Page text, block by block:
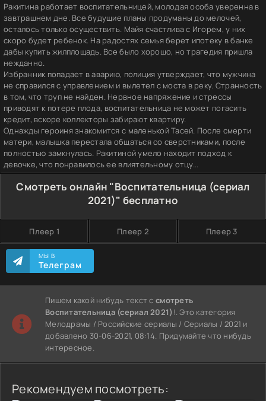
Ракитина работает воспитательницей, молодая особа уверенна в
завтрашнем дне. Все будущие планы продуманы до мелочей,
осталось только осуществить. Майя счастлива с Игорем, у них
скоро будет ребенок. На радостях семья берет ипотеку в банке
дабы купить жилплощадь. Все было хорошо, но трагедия пришла
нежданно.
Избранник попадает в аварию, полиция утверждает, что мужчина
не справился с управлением и вылетел с моста в реку. Странность
в том, что труп не найден. Нервное напряжение и стрессы
приводят к потере плода, воспитательница не может погасить
кредит, вскоре коллекторы забирают квартиру.
Однажды героиня знакомится с маленькой Тасей. После смерти
матери, малышка перестала общаться со сверстниками, после
полностью замкнулась. Ракитиной умело находит подход к
девочке, что понравилось ее влиятельному отцу...
Смотреть онлайн "Воспитательница (сериал
2021)" бесплатно
Плеер 1 Плеер 2 Плеер 3
МЫ В
Телеграм
Пишем какой нибудь текст ссмотреть
Воспитательница (сериал 2021) !. Это категория
Мелодрамы / Российские сериалы / Сериалы / 2021 и
добавлено 30-06-2021, 08:14. Придумайте что нибудь
интересное.
Рекомендуем посмотреть: